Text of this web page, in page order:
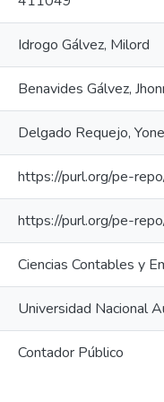
Idrogo Gálvez, Milord
Benavides Gálvez,
Delgado Requejo,
https://purl.org/pe-
https://purl.org/pe-
Ciencias Contables y
Universidad Nacional
Contador Público